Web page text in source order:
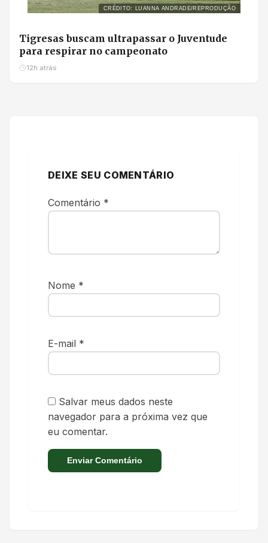
CRÉDITO: LUANNA ANDRADE/REPRODUÇÃO
Tigresas buscam ultrapassar o Juventude
para respirar no campeonato
12h atrás
DEIXE SEU COMENTÁRIO
Comentário *
Nome *
E-mail *
Salvar meus dados neste
navegador para a próxima vez que
eu comentar.